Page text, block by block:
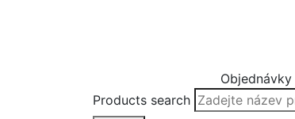
Products search